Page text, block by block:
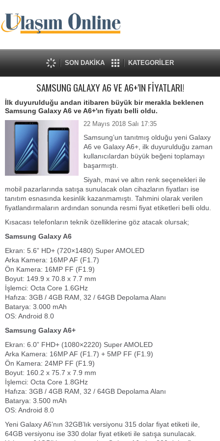
SON DAKİKA KATEGORİLER
SAMSUNG GALAXY A6 VE A6+'IN FİYATLARI!
İlk duyurulduğu andan itibaren büyük bir merakla beklenen
Samsung Galaxy A6 ve A6+'ın fiyatı belli oldu.
22 Mayıs 2018 Salı 17:35
Samsung’un tanıtmış olduğu yeni Galaxy
A6 ve Galaxy A6+, ilk duyurulduğu zaman
kullanıcılardan büyük beğeni toplamayı
başarmıştı.
Siyah, mavi ve altın renk seçenekleri ile
mobil pazarlarında satışa sunulacak olan cihazların fiyatları ise
tanıtım esnasında kesinlik kazanmamıştı. Tahmini olarak verilen
fiyatlandırmaların ardından sonunda resmi fiyat etiketleri belli oldu.
Kısacası telefonların teknik özelliklerine göz atacak olursak;
Samsung Galaxy A6
Ekran: 5.6” HD+ (720×1480) Super AMOLED
Arka Kamera: 16MP AF (F1.7)
Ön Kamera: 16MP FF (F1.9)
Boyut: 149.9 x 70.8 x 7.7 mm
İşlemci: Octa Core 1.6GHz
Hafıza: 3GB / 4GB RAM, 32 / 64GB Depolama Alanı
Batarya: 3.000 mAh
OS: Android 8.0
Samsung Galaxy A6+
Ekran: 6.0” FHD+ (1080×2220) Super AMOLED
Arka Kamera: 16MP AF (F1.7) + 5MP FF (F1.9)
Ön Kamera: 24MP FF (F1.9)
Boyut: 160.2 x 75.7 x 7.9 mm
İşlemci: Octa Core 1.8GHz
Hafıza: 3GB / 4GB RAM, 32 / 64GB Depolama Alanı
Batarya: 3.500 mAh
OS: Android 8.0
Yeni Galaxy A6’nın 32GB’lık versiyonu 315 dolar fiyat etiketi ile,
64GB versiyonu ise 330 dolar fiyat etiketi ile satışa sunulacak.